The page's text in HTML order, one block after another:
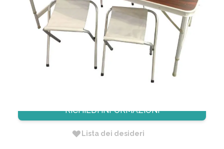
CODICE:G001
Non Disponibile
Dimensione: tav. 120 sgab. 29 X tav. 60 sgab. 29 X H.
tav. 54 sgab. 35
RICHIEDI INFORMAZIONI
Lista dei desideri